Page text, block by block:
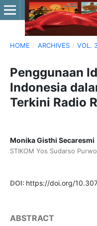
HOME / ARCHIVES / VOL.
Penggunaan
Indonesia
Terkini Radio
Monika Gisthi Secaresmi
STIKOM Yos Sudarso
DOI: https://doi.org/
ABSTRACT